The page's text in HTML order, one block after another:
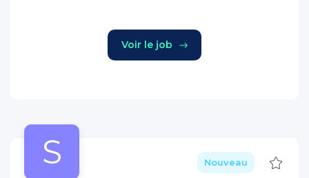
Voir le job
S Nouveau